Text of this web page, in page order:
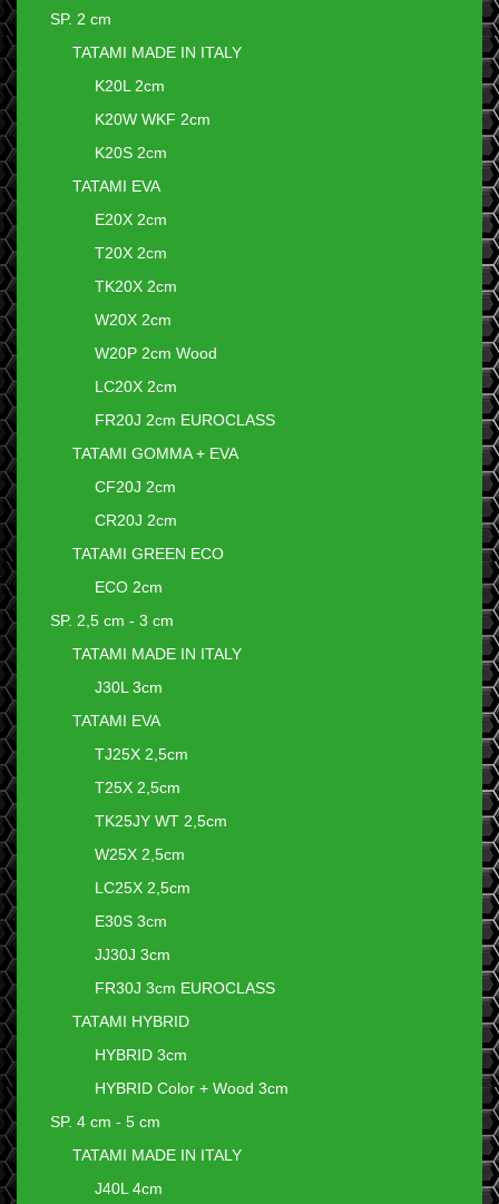
SP. 2 cm
TATAMI MADE IN ITALY
K20L 2cm
K20W WKF 2cm
K20S 2cm
TATAMI EVA
E20X 2cm
T20X 2cm
TK20X 2cm
W20X 2cm
W20P 2cm Wood
LC20X 2cm
FR20J 2cm EUROCLASS
TATAMI GOMMA + EVA
CF20J 2cm
CR20J 2cm
TATAMI GREEN ECO
ECO 2cm
SP. 2,5 cm - 3 cm
TATAMI MADE IN ITALY
J30L 3cm
TATAMI EVA
TJ25X 2,5cm
T25X 2,5cm
TK25JY WT 2,5cm
W25X 2,5cm
LC25X 2,5cm
E30S 3cm
JJ30J 3cm
FR30J 3cm EUROCLASS
TATAMI HYBRID
HYBRID 3cm
HYBRID Color + Wood 3cm
SP. 4 cm - 5 cm
TATAMI MADE IN ITALY
J40L 4cm